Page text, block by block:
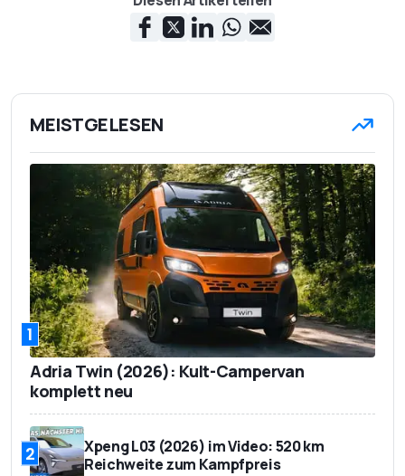
MEISTGELESEN
1
Adria Twin (2026): Kult-Campervan
komplett neu
2
Xpeng L03 (2026) im Video: 520 km
Reichweite zum Kampfpreis